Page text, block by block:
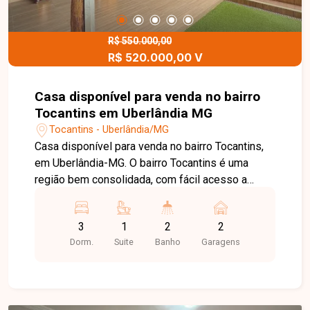
este imóvel de perto!
R$ 550.000,00
R$ 520.000,00 V
Casa disponível para venda no bairro
Tocantins em Uberlândia MG
Tocantins - Uberlândia/MG
Casa disponível para venda no bairro Tocantins,
em Uberlândia-MG. O bairro Tocantins é uma
região bem consolidada, com fácil acesso a
cidade, oferecendo praticidade, tranquilidade e
boa valorização imobiliária para quem busca
morar bem ou investir. O imóvel está construído
3
Dorm.
1
Suite
2
Banho
2
Garagens